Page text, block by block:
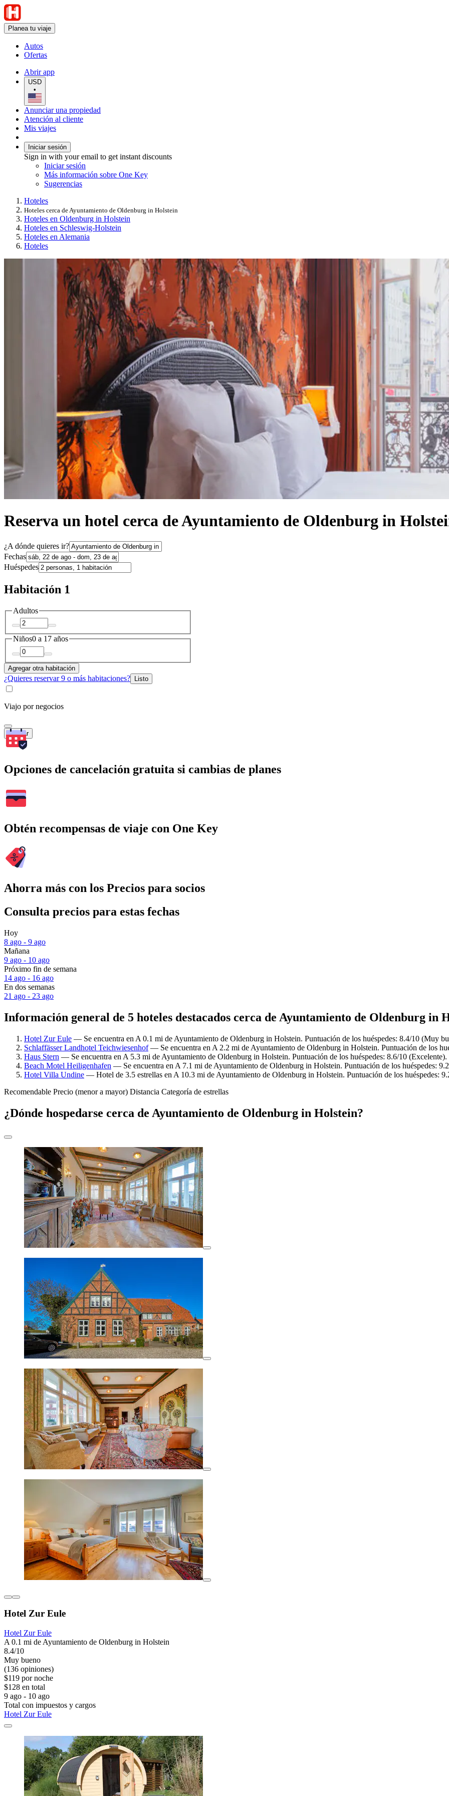
Planea tu viaje
Autos
Ofertas
Abrir app
USD
•
Anunciar una propiedad
Atención al cliente
Mis viajes
Iniciar sesión
Sign in with your email to get instant discounts
Iniciar sesión
Más información sobre One Key
Sugerencias
Hoteles
Hoteles cerca de Ayuntamiento de Oldenburg in Holstein
Hoteles en Oldenburg in Holstein
Hoteles en Schleswig-Holstein
Hoteles en Alemania
Hoteles
Reserva un hotel cerca de Ayuntamiento de Oldenburg in
¿A dónde quieres ir?
Fechas
Huéspedes
Habitación 1
Adultos
Niños0 a 17 años
Agregar otra habitación
¿Quieres reservar 9 o más habitaciones? Listo
Viajo por negocios
Buscar
Opciones de cancelación gratuita si cambias de planes
Obtén recompensas de viaje con One Key
Ahorra más con los Precios para socios
Consulta precios para estas fechas
Hoy
8 ago - 9 ago
Mañana
9 ago - 10 ago
Próximo fin de semana
14 ago - 16 ago
En dos semanas
21 ago - 23 ago
Información general de 5 hoteles destacados cerca de Ayuntamiento de Oldenburg in
Hotel Zur Eule — Se encuentra en A 0.1 mi de Ayuntamiento de Oldenburg in Holstein. Puntuación de los huéspedes: 8.4/10 (Muy
Schlaffässer Landhotel Teichwiesenhof— Se encuentra en A 2.2 mi de Ayuntamiento de Oldenburg in Holstein. Puntuación de los
Haus Stern — Se encuentra en A 5.3 mi de Ayuntamiento de Oldenburg in Holstein. Puntuación de los huéspedes: 8.6/10 (Excelente).
Beach Motel Heiligenhafen — Se encuentra en A 7.1 mi de Ayuntamiento de Oldenburg in Holstein. Puntuación de los huéspedes:
Hotel Villa Undine — Hotel de 3.5 estrellas en A 10.3 mi de Ayuntamiento de Oldenburg in Holstein. Puntuación de los huéspedes:
Recomendable Precio (menor a mayor) Distancia Categoría de estrellas
¿Dónde hospedarse cerca de Ayuntamiento de Oldenburg in Holstein?
Hotel Zur Eule
Hotel Zur Eule
A 0.1 mi de Ayuntamiento de Oldenburg in Holstein
8.4/10
Muy bueno
(136 opiniones)
$119 por noche
$128 en total
9 ago - 10 ago
Total con impuestos y cargos
Hotel Zur Eule